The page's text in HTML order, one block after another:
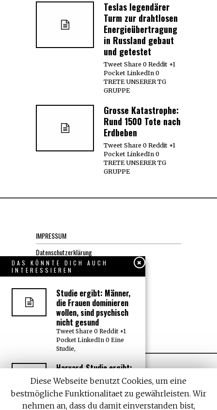
Teslas legendärer
Turm zur drahtlosen
Energieübertragung
in Russland gebaut
und getestet
Tweet Share 0 Reddit +1
Pocket LinkedIn 0
TRETE UNSERER TG
GRUPPE
Grosse Katastrophe:
Rund 1500 Tote nach
Erdbeben
Tweet Share 0 Reddit +1
Pocket LinkedIn 0
TRETE UNSERER TG
GRUPPE
IMPRESSUM
Datenschutzerklärung
KONTAKT
Über uns, den “Wächter”
Diese Webseite benutzt Cookies, um eine
bestmögliche Funktionalitaet zu gewährleisten. Wir
nehmen an, dass du damit einverstanden bist,
DAS KÖNNTE DICH AUCH
INTERESSIEREN
Studie ergibt: Männer,
die Frauen dominieren
wollen, sind psychisch
nicht gesund
Tweet Share 0 Reddit +1
Pocket LinkedIn 0 Eine
Studie,
Harvard-Studie ergibt:
In E-Zigaretten sind
gefährliche ‚Popcorn-
Lunge‘-Chemikalien
enthalten